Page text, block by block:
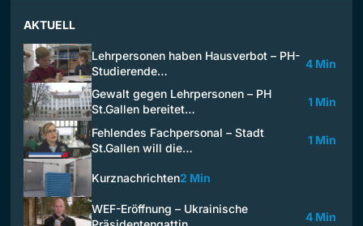
AKTUELL
Lehrpersonen haben Hausverbot – PH-
Studierende…
4 Min
Gewalt gegen Lehrpersonen – PH
St.Gallen bereitet…
1 Min
Fehlendes Fachpersonal – Stadt
St.Gallen will die…
1 Min
Kurznachrichten2 Min
WEF-Eröffnung – Ukrainische
4 Min